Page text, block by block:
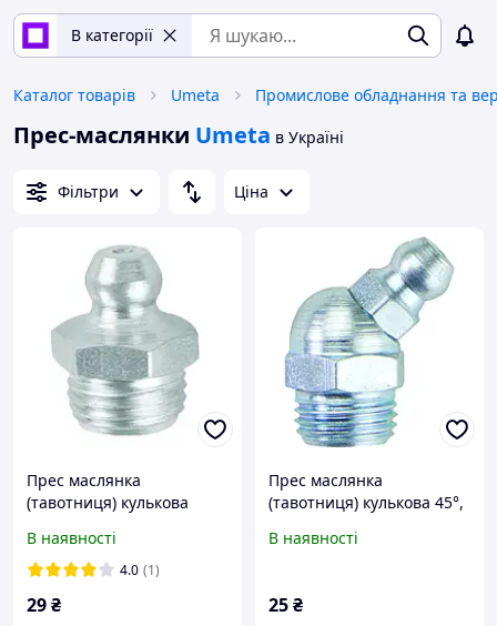
В категорії
Каталог товарів Umeta
Прес-маслянки Umeta в Україні
Фільтри Ціна
Прес маслянка
(тавотниця) кулькова
поштучно, DIN71412 |
UMETA Німеччина
В наявності
4.0 (1)
29₴
Прес маслянка
(тавотниця) кулькова 45°,
поштучно, DIN71412 |
В наявності
25₴